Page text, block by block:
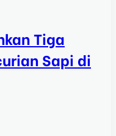
Tiga
Sapi di